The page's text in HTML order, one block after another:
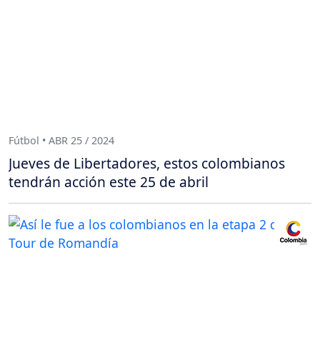
Fútbol • ABR 25 / 2024
Jueves de Libertadores, estos colombianos
tendrán acción este 25 de abril